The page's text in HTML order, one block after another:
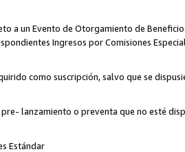
a un Evento de Otorgamiento de
Ingresos por Comisiones
como suscripción, salvo que se
lanzamiento o preventa que no esté
Estándar